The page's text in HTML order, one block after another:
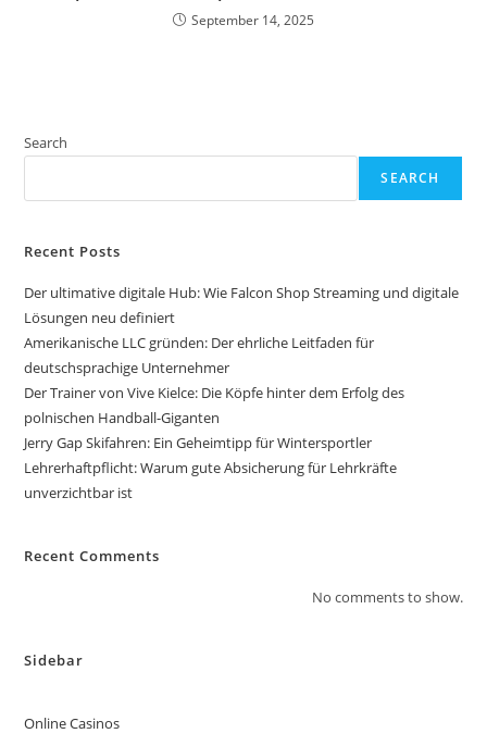
September 14, 2025
Search
SEARCH
Recent Posts
Der ultimative digitale Hub: Wie Falcon Shop Streaming und digitale
Lösungen neu definiert
Amerikanische LLC gründen: Der ehrliche Leitfaden für
deutschsprachige Unternehmer
Der Trainer von Vive Kielce: Die Köpfe hinter dem Erfolg des
polnischen Handball-Giganten
Jerry Gap Skifahren: Ein Geheimtipp für Wintersportler
Lehrerhaftpflicht: Warum gute Absicherung für Lehrkräfte
unverzichtbar ist
Recent Comments
No comments to show.
Sidebar
Online Casinos